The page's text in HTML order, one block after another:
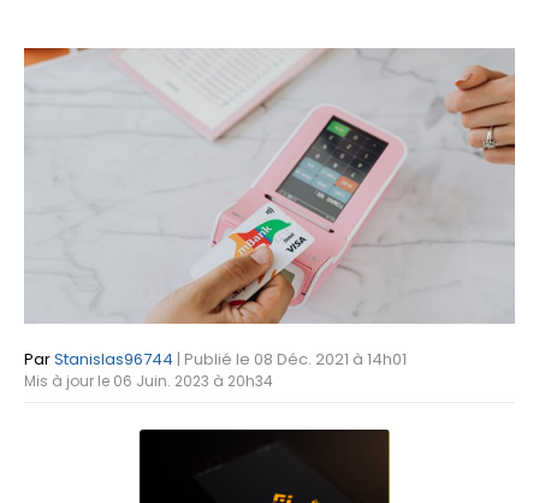
ParStanislas96744 | Publié le 08 Déc. 2021 à 14h01
Mis à jour le 06 Juin. 2023 à 20h34